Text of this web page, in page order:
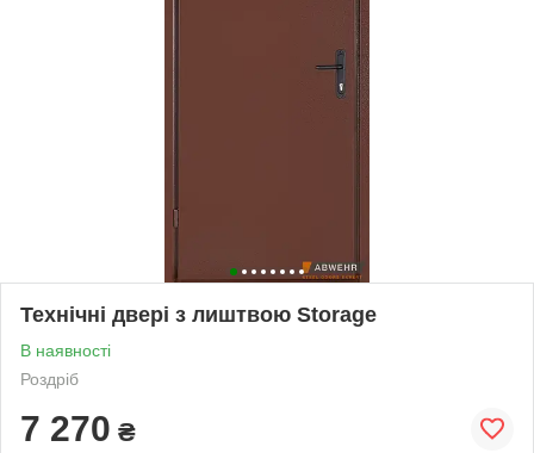
Технічні двері з лиштвою Storage
В наявності
Роздріб
7 270 ₴